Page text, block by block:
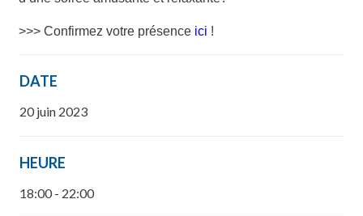
>>> Confirmez votre présence ici !
DATE
20 juin 2023
HEURE
18:00 - 22:00